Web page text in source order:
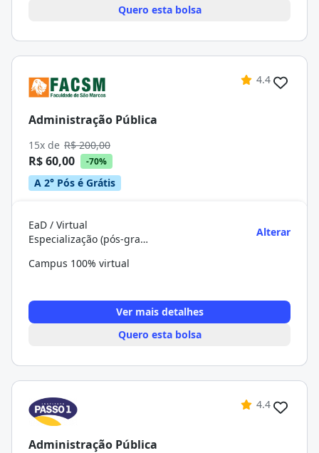
Quero esta bolsa
4.4
Administração Pública
15x de R$ 200,00
R$ 60,00 -70%
A 2° Pós é Grátis
EaD / Virtual
Especialização (pós-graduação)
Alterar
Campus 100% virtual
Ver mais detalhes
Quero esta bolsa
4.4
Administração Pública